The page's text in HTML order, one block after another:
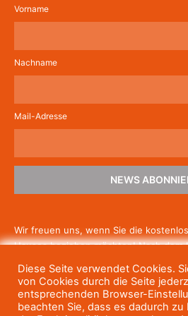
Vorname
Nachname
Mail-Adresse
NEWS
Wir freuen uns, wenn Sie die
Hauses beziehen möchten! Nach dem
um die Newsletter-Anmeldung
Gratis-News irgendwann nicht mehr
Siesich jederzeit einfach wieder
Diese Seite verwendet Cookies.
von Cookies durch die Seite
entsprechenden Browser-
beachten Sie, dass es dadurch zu